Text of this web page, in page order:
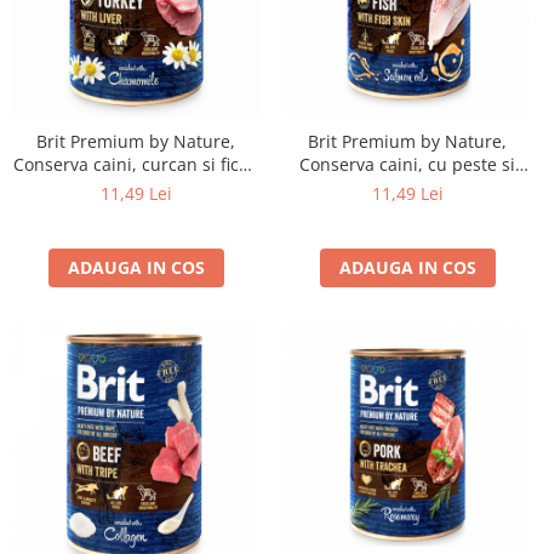
Brit Premium by Nature,
Conserva caini, curcan si ficat,
400 g
11,49 Lei
ADAUGA IN COS
Brit Premium by Nature,
Conserva caini, cu peste si
piele de peste, 400 g
11,49 Lei
ADAUGA IN COS